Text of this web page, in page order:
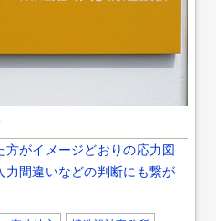
がイメージどおりの応力図
間違いなどの判断にも繋が